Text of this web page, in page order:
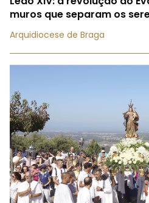
muros que separam os
Arquidiocese de Braga